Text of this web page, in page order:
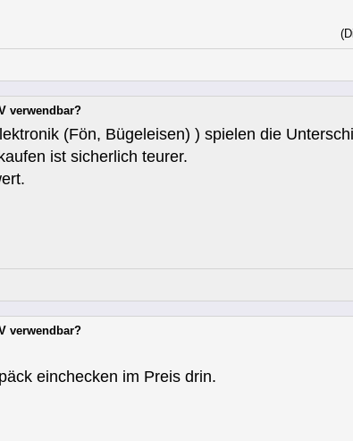
verwendbar?
(Fön, Bügeleisen) ) spielen die
ist sicherlich teurer.
verwendbar?
einchecken im Preis drin.